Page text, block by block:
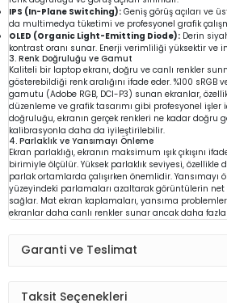
IPS (In-Plane Switching): Geniş görüş açıları ve
da multimedya tüketimi ve profesyonel grafik
OLED (Organic Light-Emitting Diode): Derin
kontrast oranı sunar. Enerji verimliliği yüksektir ve
3. Renk Doğruluğu ve Gamut
Kaliteli bir laptop ekranı, doğru ve canlı renkler
gösterebildiği renk aralığını ifade eder. %100 sRGB
gamutu (Adobe RGB, DCI-P3) sunan ekranlar,
düzenleme ve grafik tasarımı gibi profesyonel işler
doğruluğu, ekranın gerçek renkleri ne kadar doğru
kalibrasyonla daha da iyileştirilebilir.
4. Parlaklık ve Yansımayı Önleme
Ekran parlaklığı, ekranın maksimum ışık çıkışını
birimiyle ölçülür. Yüksek parlaklık seviyesi, özellikle
parlak ortamlarda çalışırken önemlidir. Yansımayı
yüzeyindeki parlamaları azaltarak görüntülerin net
sağlar. Mat ekran kaplamaları, yansıma
ekranlar daha canlı renkler sunar ancak daha
Garanti ve Teslimat
Taksit Seçenekleri